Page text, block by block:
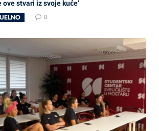
ove stvari iz svoje kuće’
0